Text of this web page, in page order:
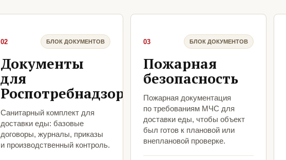
02 БЛОК ДОКУМЕНТОВ
Документы
для
Роспотребнадзора
Санитарный комплект для
доставки еды: базовые
договоры, журналы, приказы
и производственный контроль.
03 БЛОК ДОКУМЕНТОВ
Пожарная
безопасность
Пожарная документация
по требованиям МЧС для
доставки еды, чтобы объект
был готов к плановой или
внеплановой проверке.